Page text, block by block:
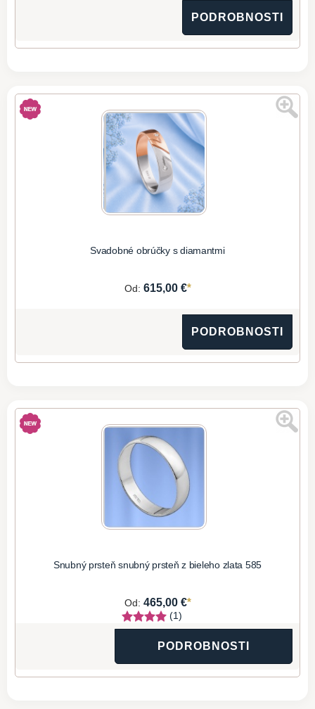
PODROBNOSTI
Svadobné obrúčky s diamantmi
Od: 615,00 €*
PODROBNOSTI
Snubný prsteň snubný prsteň z bieleho zlata 585
Od: 465,00 €*
(1)
PODROBNOSTI